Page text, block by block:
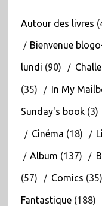
Autour des livres
Bienvenue
lundi (90)
(35) In My
Sunday's book(3)
Cinéma (18)
Album (137)
(57) Comics (35)
Fantastique(188)